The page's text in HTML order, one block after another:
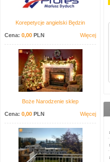
Korepetycje angielski Będzin
Cena: 0,00 PLN Więcej
Boże Narodzenie sklep
Cena: 0,00 PLN Więcej